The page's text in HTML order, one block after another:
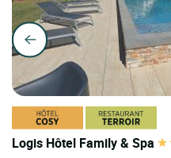
Logis Hôtel Family & Spa